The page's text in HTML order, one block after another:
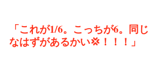
「これが1/6。こっちが6。同じ
なはずがあるかい💢！！！」